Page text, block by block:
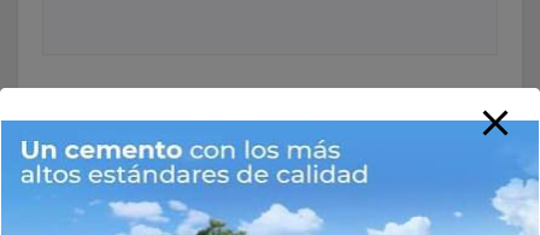
Guarda mi nombre, correo electrónico y web en este
navegador para la próxima vez que comente.